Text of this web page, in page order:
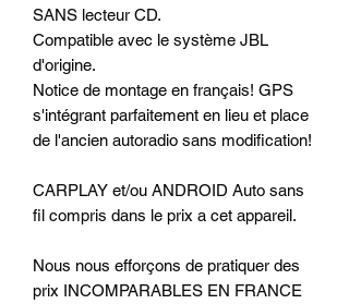
SANS lecteur CD.
Compatible avec le système JBL
d'origine.
Notice de montage en français! GPS
s'intégrant parfaitement en lieu et place
de l'ancien autoradio sans modification!
CARPLAY et/ou ANDROID Auto sans
fil compris dans le prix a cet appareil.
Nous nous efforçons de pratiquer des
prix INCOMPARABLES EN FRANCE